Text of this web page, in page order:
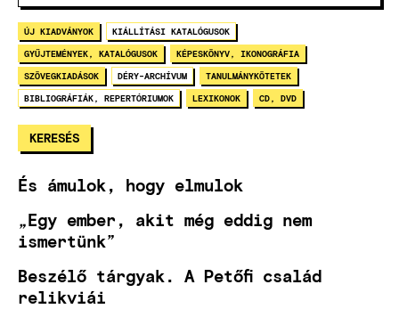
ÚJ KIADVÁNYOK KIÁLLÍTÁSI KATALÓGUSOK
GYŰJTEMÉNYEK, KATALÓGUSOK KÉPESKÖNYV, IKONOGRÁFIA
SZÖVEGKIADÁSOK DÉRY-ARCHÍVUM TANULMÁNYKÖTETEK
BIBLIOGRÁFIÁK, REPERTÓRIUMOK LEXIKONOK CD, DVD
És ámulok, hogy elmulok
„Egy ember, akit még eddig nem
ismertünk”
Beszélő tárgyak. A Petőfi család
relikviái